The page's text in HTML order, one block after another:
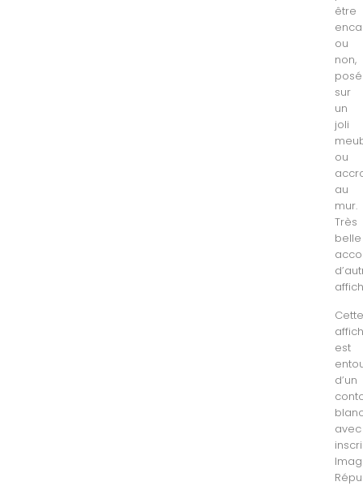
être
ou
non,
sur
un
joli
ou
au
mur.
Très
belle
est
d’un
avec